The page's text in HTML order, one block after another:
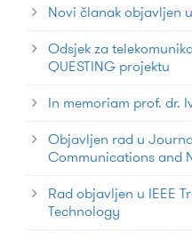
Novi članak objavljen
Odsjek za
QUESTING projektu
In memoriam prof. dr.
Objavljen rad u
Communications and
Rad objavljen u IEEE
Technology